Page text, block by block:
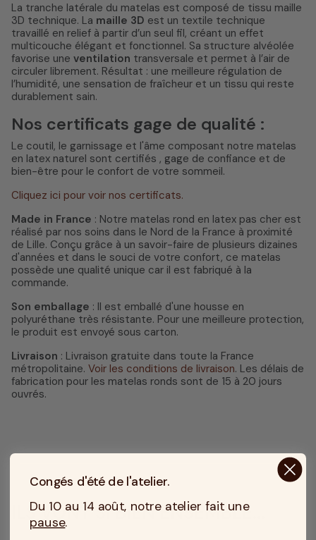
La tranche latérale du matelas est composé de tissu maille
3D technique. La maille 3D est un textile technique
travaillé en relief à partir d’un seul fil, créant un effet
multicouche élégant et fonctionnel. Sa structure alvéolée
favorise une ventilation transversale et permet à l’air de
circuler librement. Résultat : une meilleure régulation de
l’humidité, une sensation de fraîcheur et un tissu qui reste
durablement sain.
Nos certificats gage de qualité :
Le coutil, le garnissage et l'âme composant notre matelas
en latex naturel sont certifiés , gage de confiance et de
bien-être pour le confort de votre sommeil.
Cliquez ici pour voir nos certificats.
Made in France : Notre matelas rond en latex pas cher est
réalisé par nos soins dans le Nord de la France à proximité
de Lille. Conçu grâce à un savoir-faire de plusieurs dizaines
d'années et dans le souci de votre confort, ce matelas
possède une qualité unique car il est fabriqué à la
commande.
Son emballage : Il est emballé d'une housse en
polyuréthane très résistante. Pour une meilleure protection,
le produit est envoyé sous carton.
Livraison : Livraison gratuite dans toute la France
métropolitaine. Voir les conditions de livraison. Les délais de
fabrication pour les matelas ronds sont de 15 à 20 jours
ouvrés.
ILS VONT SI BIEN ENSEMBLE...
Congés d'été de l'atelier.
Du 10 au 14 août, notre atelier fait une
pause.